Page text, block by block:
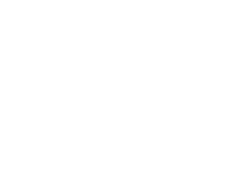
DITT PROBLEM?
vad vi kan förbättra!